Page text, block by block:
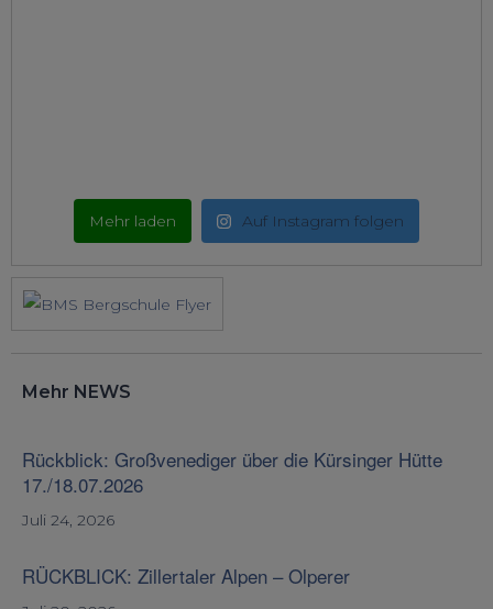
Mehr laden Auf Instagram folgen
Mehr NEWS
Rückblick: Großvenediger über die Kürsinger Hütte
17./18.07.2026
Juli 24, 2026
RÜCKBLICK: Zillertaler Alpen – Olperer